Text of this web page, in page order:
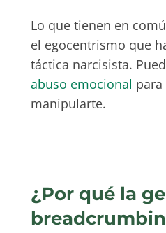
Lo que tienen en
el egocentrismo que
táctica narcisista.
abuso emocional
manipularte.
¿Por qué la